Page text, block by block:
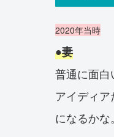
2020年当時
●妻
普通に面
アイディ
になるかな。